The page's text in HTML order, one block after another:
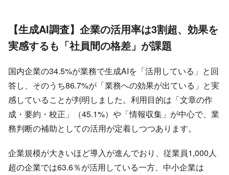
【生成AI調査】企業の活用率は3割超、効果を
実感するも「社員間の格差」が課題
国内企業の34.5%が業務で生成AIを「活用している」と回
答し、そのうち86.7%が「業務への効果が出ている」と実
感していることが判明しました。利用目的は「文章の作
成・要約・校正」（45.1%）や「情報収集」が中心で、業
務判断の補助としての活用が定着しつつあります。
企業規模が大きいほど導入が進んでおり、従業員1,000人
超の企業では63.6％が活用している一方、中小企業は